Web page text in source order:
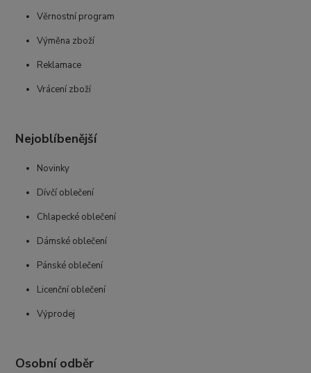
Věrnostní program
Výměna zboží
Reklamace
Vrácení zboží
Nejoblíbenější
Novinky
Dívčí oblečení
Chlapecké oblečení
Dámské oblečení
Pánské oblečení
Licenční oblečení
Výprodej
Osobní odběr